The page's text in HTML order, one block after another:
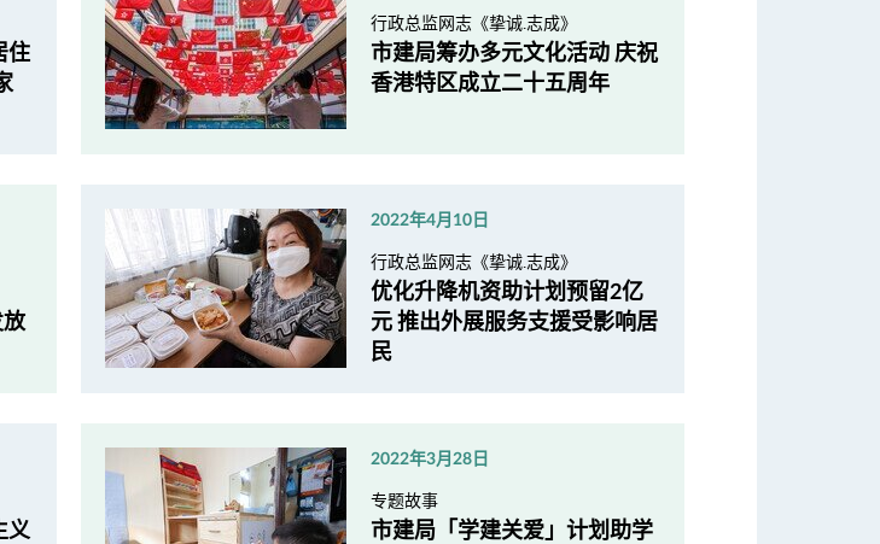
住
行政总监网志《挚诚.志成》
市建局筹办多元文化活动 庆祝
香港特区成立二十五周年
放
2022年4月10日
行政总监网志《挚诚.志成》
优化升降机资助计划预留2亿
元 推出外展服务支援受影响居
民
义
2022年3月28日
专题故事
市建局「学建关爱」计划助学